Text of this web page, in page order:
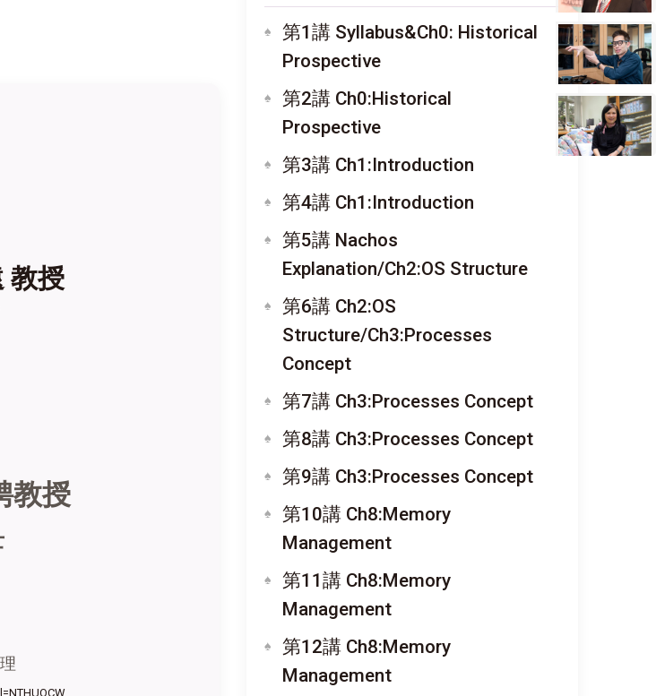
教授
教授
第1講 Syllabus&Ch0: Historical
Prospective
第2講 Ch0:Historical
Prospective
第3講 Ch1:Introduction
第4講 Ch1:Introduction
第5講 Nachos
Explanation/Ch2:OS Structure
第6講 Ch2:OS
Structure/Ch3:Processes
Concept
第7講 Ch3:Processes Concept
第8講 Ch3:Processes Concept
第9講 Ch3:Processes Concept
第10講 Ch8:Memory
Management
第11講 Ch8:Memory
Management
第12講 Ch8:Memory
Management